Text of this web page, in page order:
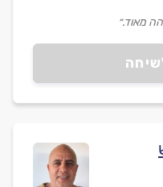
מאוד.״